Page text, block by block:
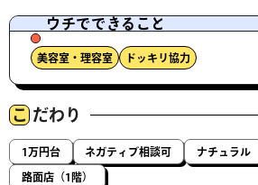
ウチでできること
美容室・理容室 ドッキリ協力
こ だわり
1万円台 ネガティブ相談可 ナチュラル
路面店（1階）